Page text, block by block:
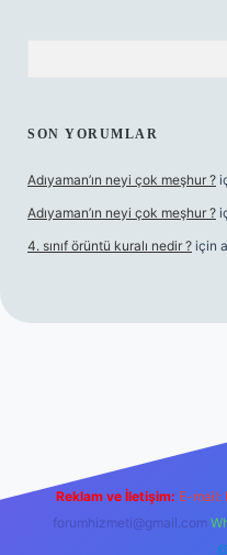
SON YORUMLAR
Adıyaman’ın neyi çok meşhur ?
Adıyaman’ın neyi çok meşhur ?
4. sınıf örüntü kuralı nedir ? için
Reklam ve İletişim: E-mail:
forumhizmeti@gmail.com